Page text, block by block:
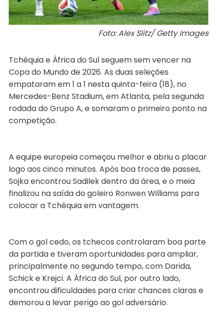
Foto: Alex Slitz/ Getty Images
Tchéquia e África do Sul seguem sem vencer na
Copa do Mundo de 2026. As duas seleções
empataram em 1 a 1 nesta quinta-feira (18), no
Mercedes-Benz Stadium, em Atlanta, pela segunda
rodada do Grupo A, e somaram o primeiro ponto na
competição.
A equipe europeia começou melhor e abriu o placar
logo aos cinco minutos. Após boa troca de passes,
Sojka encontrou Sadilek dentro da área, e o meia
finalizou na saída do goleiro Ronwen Williams para
colocar a Tchéquia em vantagem.
Com o gol cedo, os tchecos controlaram boa parte
da partida e tiveram oportunidades para ampliar,
principalmente no segundo tempo, com Darida,
Schick e Krejci. A África do Sul, por outro lado,
encontrou dificuldades para criar chances claras e
demorou a levar perigo ao gol adversário.